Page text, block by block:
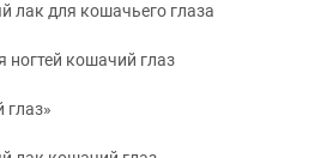
лак для кошачьего глаза
ногтей кошачий глаз
глаз»